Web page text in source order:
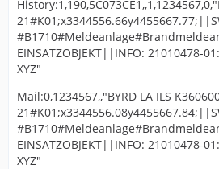
EINSATZOBJEKT||INFO: 21010478-
XYZ"
Mail:0,1234567,,"BYRD LA ILS
EINSATZOBJEKT||INFO: 21010478-
XYZ"